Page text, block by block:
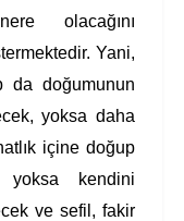
olacağını
Yani,
da doğumunun
yoksa daha
içine doğup
kendini
ve sefil, fakir